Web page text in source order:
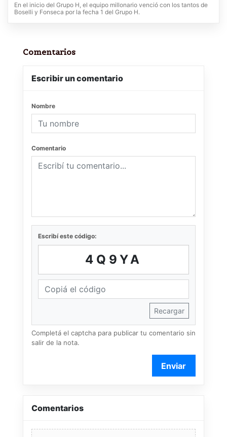
En el inicio del Grupo H, el equipo millonario venció con los tantos de
Boselli y Fonseca por la fecha 1 del Grupo H.
Comentarios
Escribir un comentario
Nombre
Comentario
Escribí este código:
4Q9YA
Recargar
Completá el captcha para publicar tu comentario sin
salir de la nota.
Enviar
Comentarios